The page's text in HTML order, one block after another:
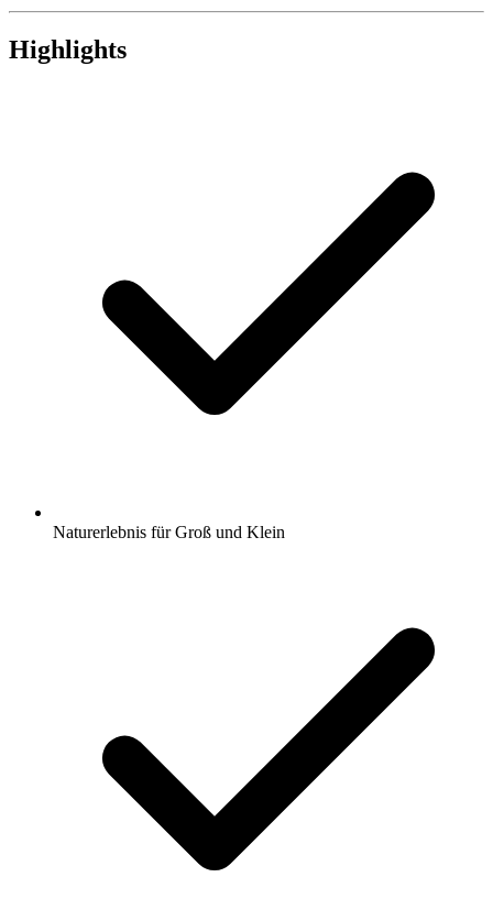
Highlights
Naturerlebnis für Groß und Klein